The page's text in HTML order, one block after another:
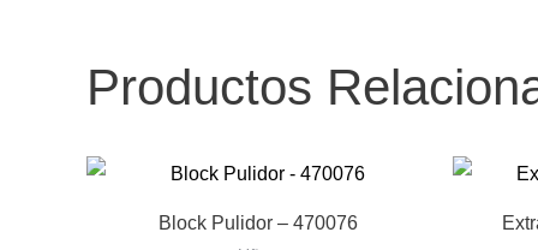
Productos
Block Pulidor – 470076